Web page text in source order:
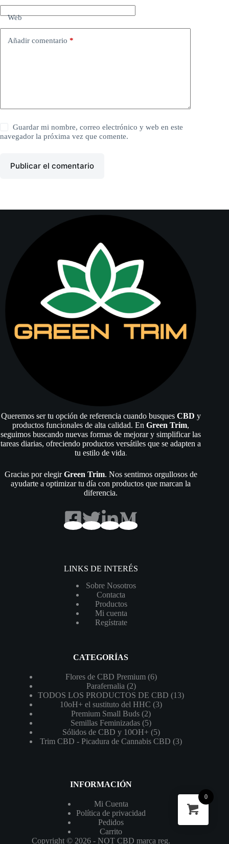
Web
Añadir comentario *
Guardar mi nombre, correo electrónico y web en este
navegador la próxima vez que comente.
Publicar el comentario
Queremos ser tu opción de referencia cuando busques CBD y
productos funcionales de alta calidad. EnGreen Trim,
seguimos buscando nuevas formas de mejorar y simplificar las
tareas diarias, ofreciendo productos versátiles que se adapten a
tu estilo de vida.
Gracias por elegirGreen Trim. Nos sentimos orgullosos de
ayudarte a optimizar tu día con productos que marcan la
diferencia.
LINKS DE INTERÉS
Sobre Nosotros
Contacta
Productos
Mi cuenta
Regístrate
CATEGORÍAS
Flores de CBD Premium 66
Parafernalia 22
productos
TODOS LOS PRODUCTOS DE CBD 1313
10oH+ el sustituto del HHC 33
Premium Small Buds 22
productos
Semillas Feminizadas 55
productos
Sólidos de CBD y 10OH+ 55
productos
Trim CBD - Picadura de Cannabis CBD 33
INFORMACIÓN
Mi Cuenta
Política de privacidad
Pedidos
Carrito
Copyright © 2026 - NOT CBD marca reg.
0